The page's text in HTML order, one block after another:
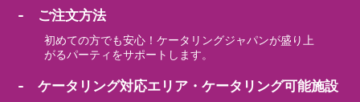
- ご注文方法
初めての方でも安心！ケータリングジャパンが盛り上
がるパーティをサポートします。
- ケータリング対応エリア・ケータリング可能施設